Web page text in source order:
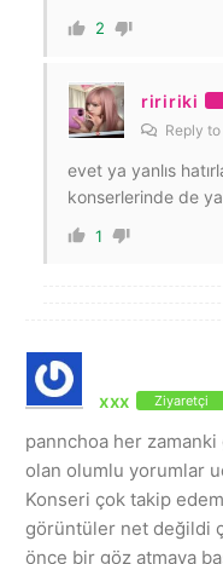
2
riririki
Reply to
evet ya yanlıs
konserlerinde de
1
xxx Ziyaretçi
pannchoa her
olan olumlu yorumlar
Konseri çok takip
görüntüler net değildi
önce bir göz atmaya